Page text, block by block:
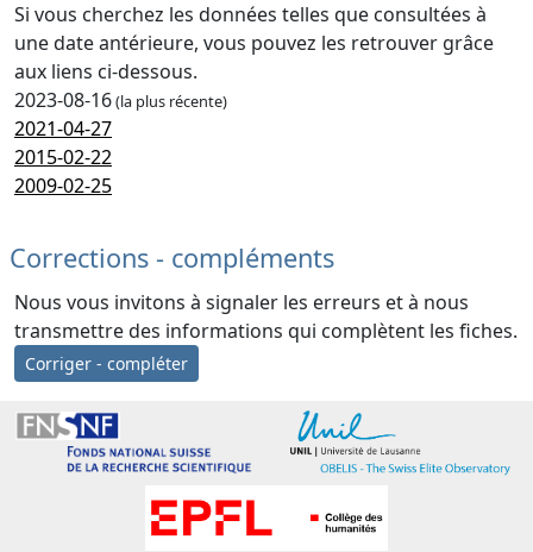
Si vous cherchez les données telles que consultées à
une date antérieure, vous pouvez les retrouver grâce
aux liens ci-dessous.
2023-08-16(la plus récente)
2021-04-27
2015-02-22
2009-02-25
Corrections - compléments
Nous vous invitons à signaler les erreurs et à nous
transmettre des informations qui complètent les fiches.
Corriger - compléter